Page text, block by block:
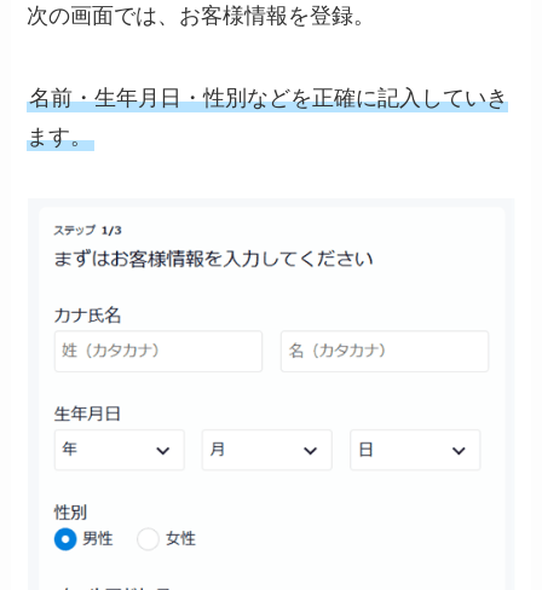
次の画面では、お客様情報を登録。
名前・生年月日・性別などを正確に記入していき
ます。